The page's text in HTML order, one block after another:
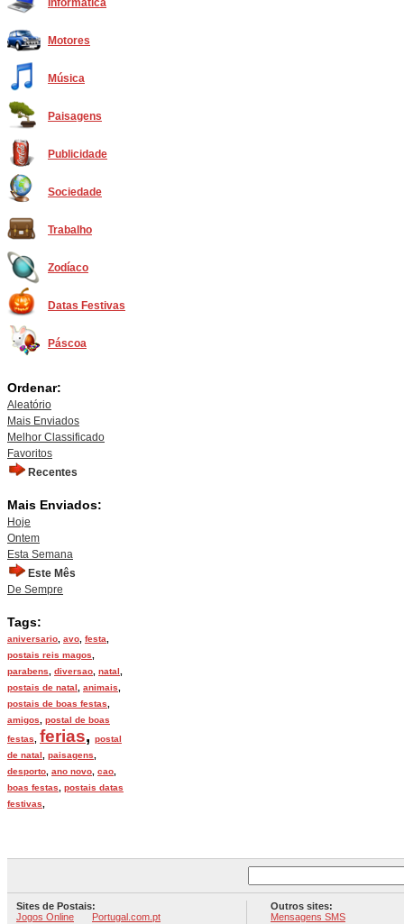
Informática
Motores
Música
Paisagens
Publicidade
Sociedade
Trabalho
Zodíaco
Datas Festivas
Páscoa
Ordenar:
Aleatório
Mais Enviados
Melhor Classificado
Favoritos
Recentes
Mais Enviados:
Hoje
Ontem
Esta Semana
Este Mês
De Sempre
Tags:
aniversario avo festa
postais reis magos
parabens
diversao natal
postais de natal
animais
postais de boas festas
amigos
postal de boas
festas
ferias, postal
de natal
paisagens
desporto ano novo cao
boas festas
postais datas
festivas
Sites de Postais:
Jogos Online
Portugal.com.pt
Outros sites:
Mensagens SMS